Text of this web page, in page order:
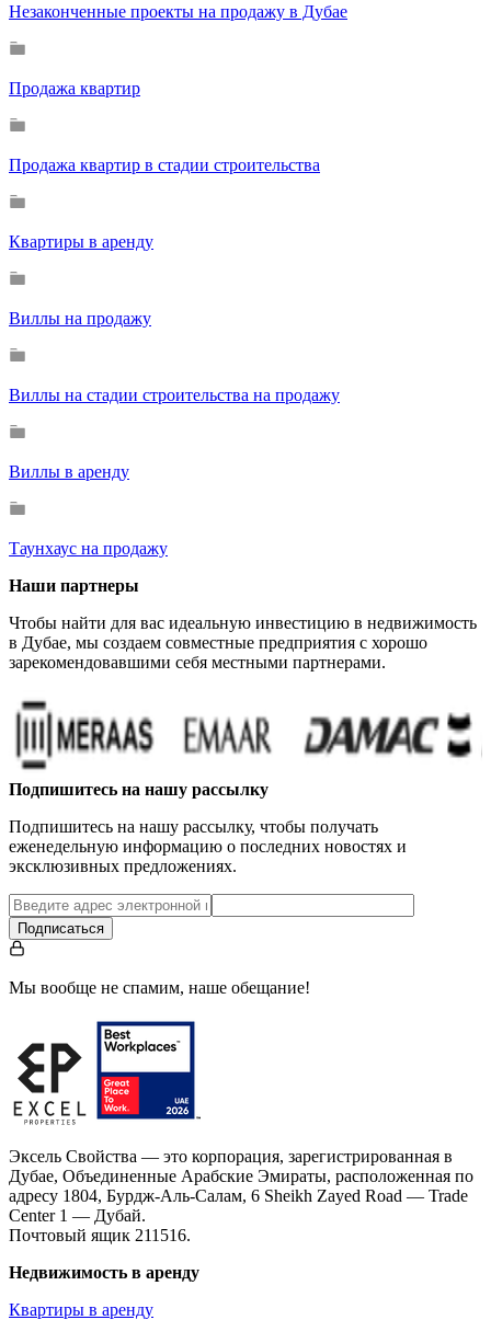
Незаконченные проекты на продажу в Дубае
Продажа квартир
Продажа квартир в стадии строительства
Квартиры в аренду
Виллы на продажу
Виллы на стадии строительства на продажу
Виллы в аренду
Таунхаус на продажу
Наши партнеры
Чтобы найти для вас идеальную инвестицию в недвижимость
в Дубае, мы создаем совместные предприятия с хорошо
зарекомендовавшими себя местными партнерами.
Подпишитесь на нашу рассылку
Подпишитесь на нашу рассылку, чтобы получать
еженедельную информацию о последних новостях и
эксклюзивных предложениях.
Подписаться
Мы вообще не спамим, наше обещание!
Эксель Свойства — это корпорация, зарегистрированная в
Дубае, Объединенные Арабские Эмираты, расположенная по
адресу 1804, Бурдж-Аль-Салам, 6 Sheikh Zayed Road — Trade
Center 1 — Дубай.
Почтовый ящик 211516.
Недвижимость в аренду
Квартиры в аренду